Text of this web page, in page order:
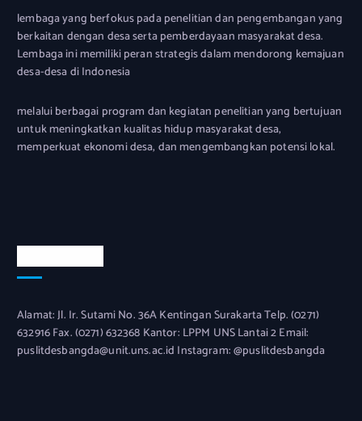
lembaga yang berfokus pada penelitian dan pengembangan yang
berkaitan dengan desa serta pemberdayaan masyarakat desa.
Lembaga ini memiliki peran strategis dalam mendorong kemajuan
desa-desa di Indonesia
melalui berbagai program dan kegiatan penelitian yang bertujuan
untuk meningkatkan kualitas hidup masyarakat desa,
memperkuat ekonomi desa, dan mengembangkan potensi lokal.
Alamat: Jl. Ir. Sutami No. 36A Kentingan Surakarta Telp. (0271)
632916 Fax. (0271) 632368 Kantor: LPPM UNS Lantai 2 Email:
puslitdesbangda@unit.uns.ac.id Instagram: @puslitdesbangda